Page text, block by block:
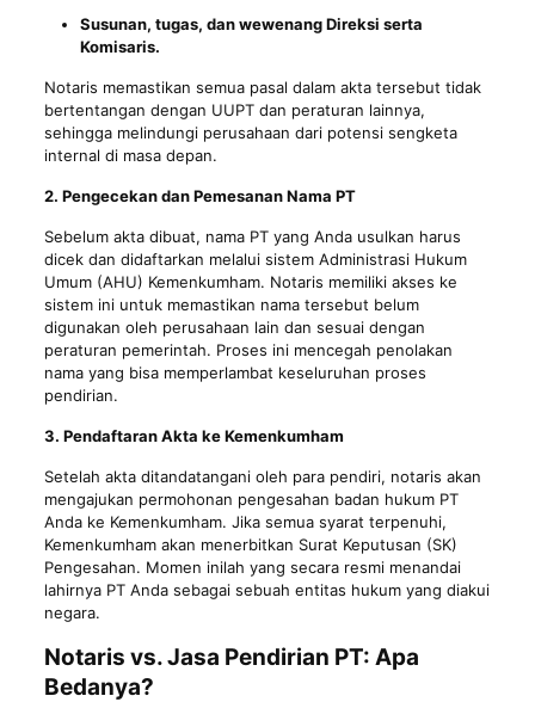
Susunan, tugas, dan wewenang Direksi serta
Komisaris.
Notaris memastikan semua pasal dalam akta tersebut tidak
bertentangan dengan UUPT dan peraturan lainnya,
sehingga melindungi perusahaan dari potensi sengketa
internal di masa depan.
2. Pengecekan dan Pemesanan Nama PT
Sebelum akta dibuat, nama PT yang Anda usulkan harus
dicek dan didaftarkan melalui sistem Administrasi Hukum
Umum (AHU) Kemenkumham. Notaris memiliki akses ke
sistem ini untuk memastikan nama tersebut belum
digunakan oleh perusahaan lain dan sesuai dengan
peraturan pemerintah. Proses ini mencegah penolakan
nama yang bisa memperlambat keseluruhan proses
pendirian.
3. Pendaftaran Akta ke Kemenkumham
Setelah akta ditandatangani oleh para pendiri, notaris akan
mengajukan permohonan pengesahan badan hukum PT
Anda ke Kemenkumham. Jika semua syarat terpenuhi,
Kemenkumham akan menerbitkan Surat Keputusan (SK)
Pengesahan. Momen inilah yang secara resmi menandai
lahirnya PT Anda sebagai sebuah entitas hukum yang diakui
negara.
Notaris vs. Jasa Pendirian PT: Apa
Bedanya?